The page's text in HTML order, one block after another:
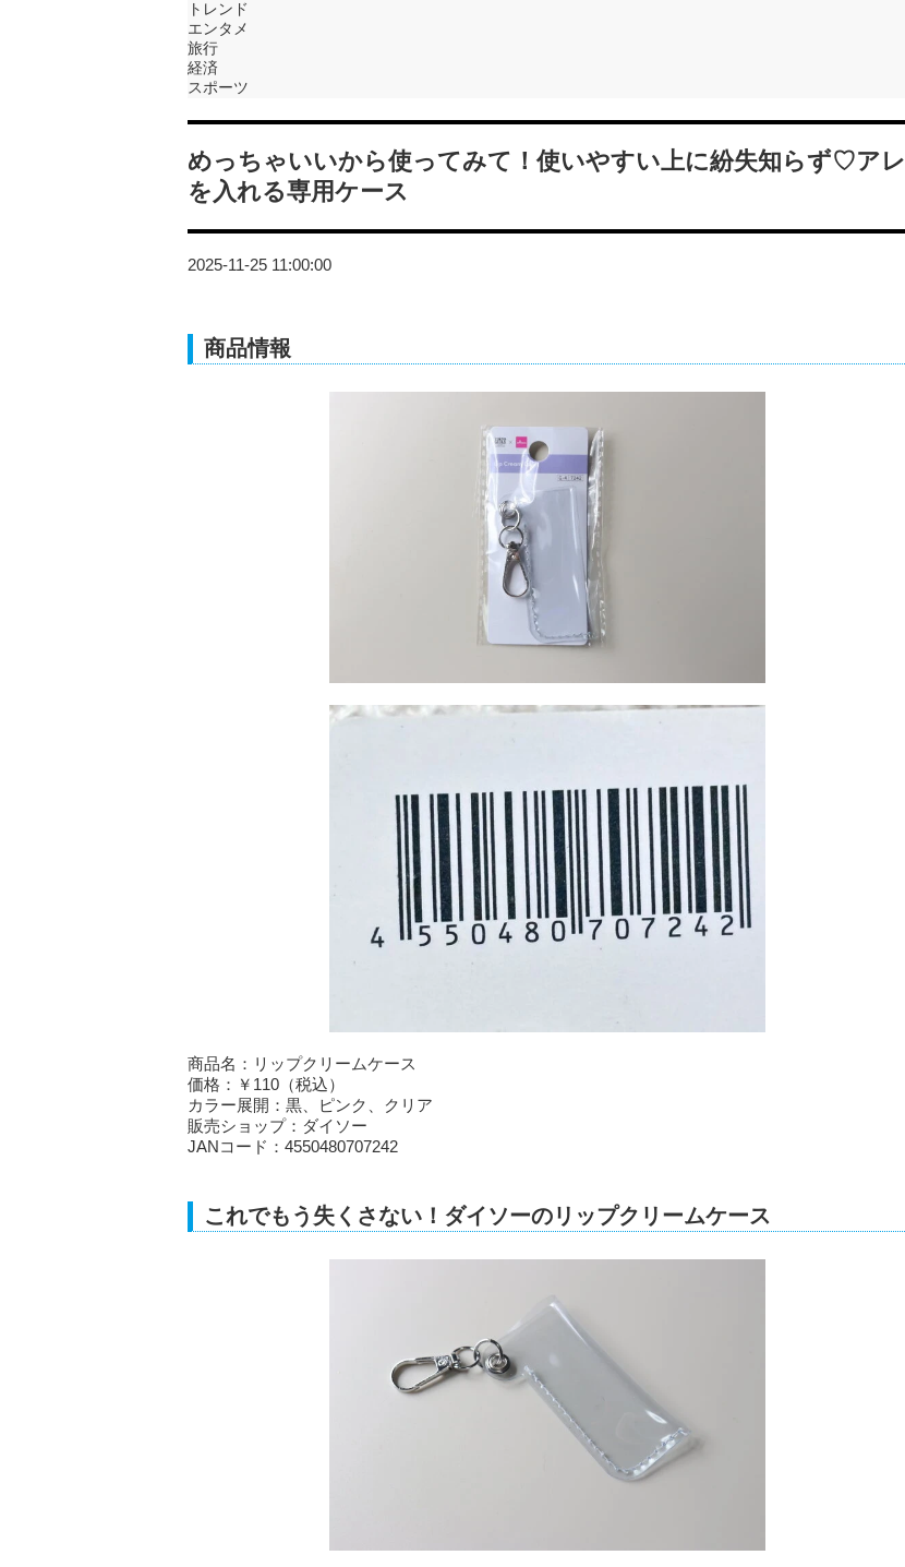
トレンド
エンタメ
旅行
経済
スポーツ
めっちゃいいから使ってみて！使いやすい上に紛失知らず♡アレ
を入れる専用ケース
2025-11-25 11:00:00
商品情報
商品名：リップクリームケース
価格：￥110（税込）
カラー展開：黒、ピンク、クリア
販売ショップ：ダイソー
JANコード：4550480707242
これでもう失くさない！ダイソーのリップクリームケース